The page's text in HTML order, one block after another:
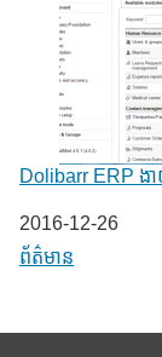
Dolibarr ERP ងា
Date
2016-12-26
In relation to
ព័ត៌មាន